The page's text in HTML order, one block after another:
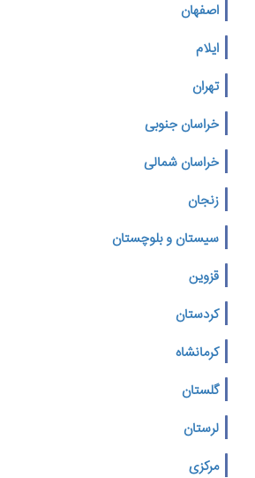
اصفهان
ایلام
تهران
خراسان جنوبی
خراسان شمالی
زنجان
سیستان و بلوچستان
قزوین
کردستان
کرمانشاه
گلستان
لرستان
مرکزی